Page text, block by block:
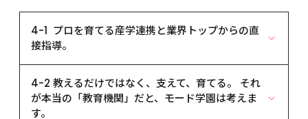
し、退学につながるのは学ぶことを怠ること、すな
わち「怠学」だと本学は考えています。①「毎日の授
業にきちんと出席する」 欠席ぐせは、怠学の始まり
です。②「課題を提出する」 基礎からしっかり指導
していきますので、一歩一歩、力がついていくのが
確認できるはずです。この2つを守ることで、卒業時
には必ずプロとして就職できるのです。それでも就
とえ採用が決まっても、人事の都合で配属先が決まっ
てしまう。これを「就社」と言います。本学では、本
人の希望する会社はもちろん、スペシャリストとし
て職業・職種にもこだわります。仕事が好きな内容
であり、生きがいを感じ、一生を託すに足りるもの
であってこそ、本当の「就職」だと考えます。
資格・検定対策
す。姉妹校として東京モード学園・大阪モード学園
のほか、グループ校としてHAL（名古屋・東京・大
阪）と医専/医校（名古屋・東京・大阪）、モード学
園パリ校クレアポールをあわせ、全10校において社
会が真に求める人材を輩出し続けています。
２割を越えました。また希望の就職をかなえるため
に大学卒業後や社会人経験後に、専門学校へ再進学
する人も増えています。私たちは考えます。学びたい
ことがあって大学や専門学校などの教育機関へ進学
ば、それは即ち「学歴」とはなりえないと。 学んだ
分野の知識・技術・資格を武器に、就職難において
もクリエイター分野で自立できる社会人を、私たち
4-1	プロを育てる産学連携と業界トップからの直
接指導。
ィ」。
産業界との交流の中でも、実際の企業プロジェクト
4-2	教えるだけではなく、支えて、育てる。 それ
が本当の「教育機関」だと、モード学園は考えま
す。